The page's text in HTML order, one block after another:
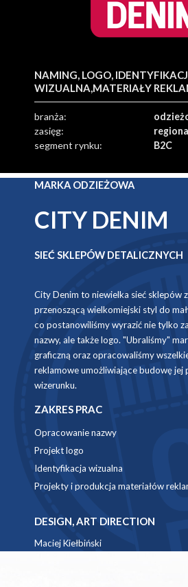
NAMING, LOGO,
WIZUALNA,MATERIAŁY
branża:
zasięg:
segment rynku:
B2C
MARKA ODZIEŻOWA
CITY DENIM
SIEĆ SKLEPÓW DETALICZNYCH
City Denim to niewielka sieć sklepów
przenoszącą wielkomiejski styl do
co postanowiliśmy wyrazić nie tylko
nazwy, ale także logo. "Ubraliśmy"
graficzną oraz opracowaliśmy
reklamowe umożliwiające budowę jej
wizerunku.
ZAKRES PRAC
Opracowanie nazwy
Projekt logo
Identyfikacja wizualna
Projekty i produkcja materiałów
DESIGN, ART DIRECTION
Maciej Kiełbiński